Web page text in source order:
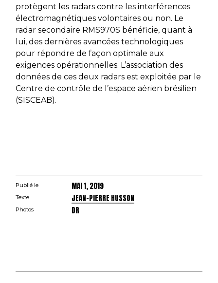
protègent les radars contre les interférences
électromagnétiques volontaires ou non. Le
radar secondaire RMS970S bénéficie, quant à
lui, des dernières avancées technologiques
pour répondre de façon optimale aux
exigences opérationnelles. L’association des
données de ces deux radars est exploitée par le
Centre de contrôle de l’espace aérien brésilien
(SISCEAB).
Publié le MAI 1, 2019
Texte JEAN-PIERRE HUSSON
Photos DR